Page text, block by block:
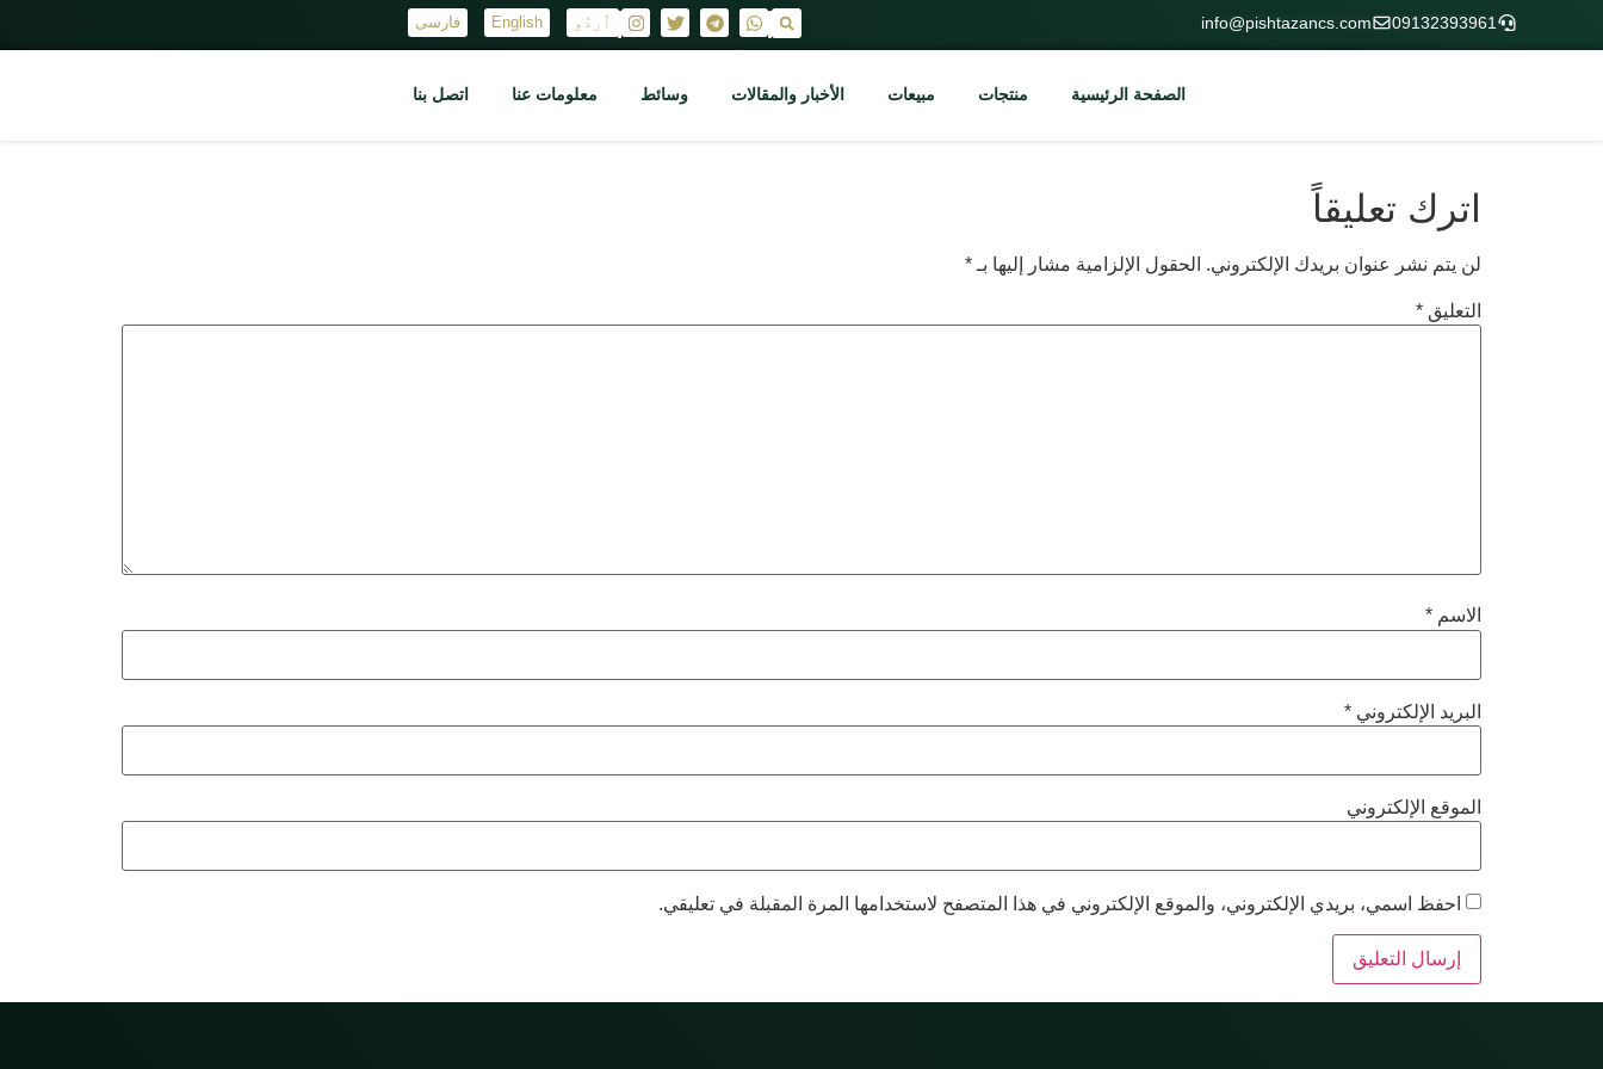
09132393961
info@pishtazancs.com اُردُو English فارسی
الصفحة الرئيسية منتجات مبيعات الأخبار والمقالات وسائط معلومات عنا اتصل بنا
اترك تعليقاً
لن يتم نشر عنوان بريدك الإلكتروني. الحقول الإلزامية مشار إليها بـ *
التعليق *
الاسم *
البريد الإلكتروني *
الموقع الإلكتروني
احفظ اسمي، بريدي الإلكتروني، والموقع الإلكتروني في هذا المتصفح لاستخدامها المرة المقبلة في تعليقي.